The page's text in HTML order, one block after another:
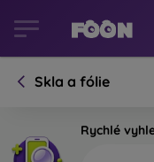
Skla a fólie
Rychlé